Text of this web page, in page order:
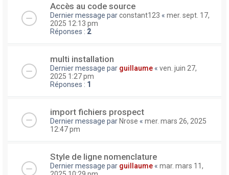
Accès au code source
Dernier message parconstant123 « mer. sept. 17,
2025 12:13 pm
Réponses : 2
multi installation
Dernier message par guillaume « ven. juin 27,
2025 1:27 pm
Réponses : 1
import fichiers prospect
Dernier message par Nrose « mer. mars 26, 2025
12:47 pm
Style de ligne nomenclature
Dernier message par guillaume « mar. mars 11,